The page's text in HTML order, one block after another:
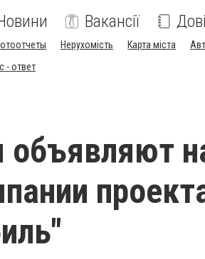
Вакансії
Нерухомість Карта міста
- ответ
объявляют